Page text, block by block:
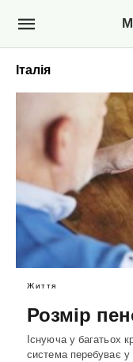
Італія
Життя
Розмір
Існуюча у багатьох
система перебуває у